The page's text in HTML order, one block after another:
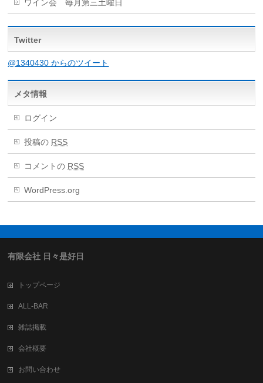
ワイン会 毎月第三土曜日
Twitter
@1340430 からのツイート
メタ情報
ログイン
投稿の RSS
コメントの RSS
WordPress.org
有限会社 日々是好日
トップページ
ALL-BAR
雑誌掲載
会社概要
お問い合わせ